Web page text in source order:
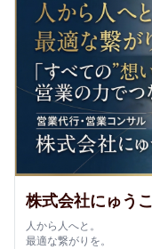
株式会社にゅう
人から人へと。
最適な繋がりを。